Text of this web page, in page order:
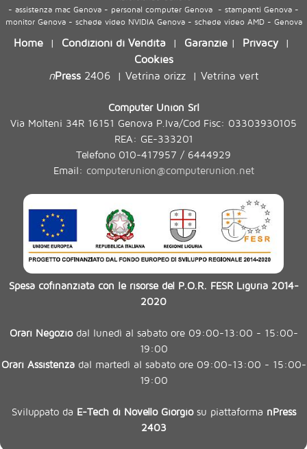
- assistenza mac Genova - personal computer Genova - stampanti Genova -
monitor Genova - schede video NVIDIA Genova - schede video AMD - Genova
Home | Condizioni di Vendita | Garanzie | Privacy|
Cookies
nPress2406| Vetrina orizz| Vetrina vert
Computer Union Srl
Via Molteni 34R 16151 Genova P.Iva/Cod Fisc: 03303930105
REA: GE-333201
Telefono 010-417957 / 6444929
Email: computerunion@computerunion.net
Spesa cofinanziata con le risorse del P.O.R. FESR Liguria 2014-
2020
Orari Negoziodal lunedì al sabato ore 09:00-13:00 - 15:00-
19:00
Orari Assistenzadal martedì al sabato ore 09:00-13:00 - 15:00-
19:00
Sviluppato da E-Tech di Novello Giorgiosu piattaforma nPress
2403